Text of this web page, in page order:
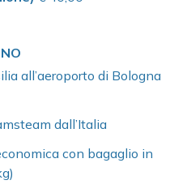
all’aeroporto di Bologna
dall’Italia
con bagaglio in